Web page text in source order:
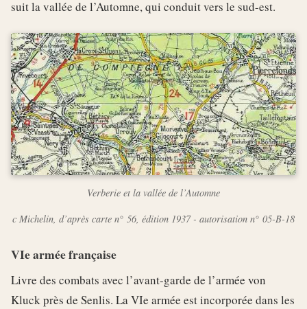
suit la vallée de l’Automne, qui conduit vers le sud-est.
Verberie et la vallée de l’Automne
c Michelin, d’après carte n° 56, édition 1937 - autorisation n° 05-B-18
VIe armée française
Livre des combats avec l’avant-garde de l’armée von
Kluck près de Senlis. La VIe armée est incorporée dans les